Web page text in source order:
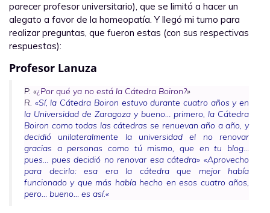
parecer profesor universitario), que se limitó a hacer un
alegato a favor de la homeopatía. Y llegó mi turno para
realizar preguntas, que fueron estas (con sus respectivas
respuestas):
Profesor Lanuza
P. «¿Por qué ya no está la Cátedra Boiron?»
R. «Sí, la Cátedra Boiron estuvo durante cuatro años y en
la Universidad de Zaragoza y bueno… primero, la Cátedra
Boiron como todas las cátedras se renuevan año a año, y
decidió unilateralmente la universidad el no renovar
gracias a personas como tú mismo, que en tu blog…
pues… pues decidió no renovar esa cátedra» «Aprovecho
para decirlo: esa era la cátedra que mejor había
funcionado y que más había hecho en esos cuatro años,
pero… bueno… es así.«